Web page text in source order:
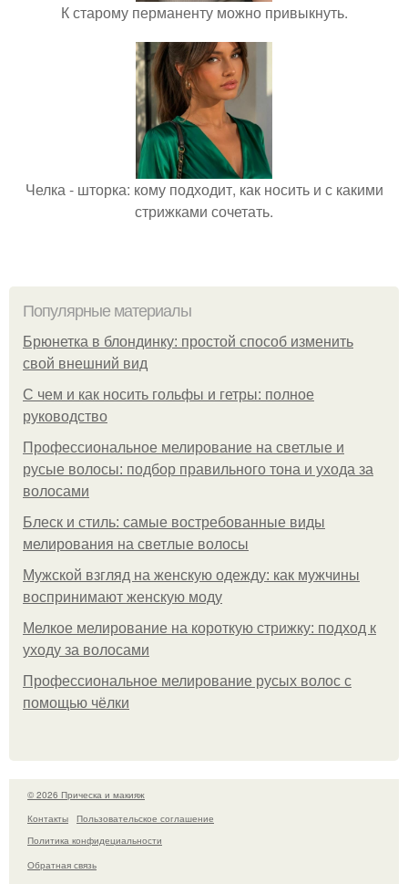
К старому перманенту можно привыкнуть.
Челка - шторка: кому подходит, как носить и с какими
стрижками сочетать.
Популярные материалы
Брюнетка в блондинку: простой способ изменить
свой внешний вид
С чем и как носить гольфы и гетры: полное
руководство
Профессиональное мелирование на светлые и
русые волосы: подбор правильного тона и ухода за
волосами
Блеск и стиль: самые востребованные виды
мелирования на светлые волосы
Мужской взгляд на женскую одежду: как мужчины
воспринимают женскую моду
Мелкое мелирование на короткую стрижку: подход к
уходу за волосами
Профессиональное мелирование русых волос с
помощью чёлки
© 2026 Прическа и макияж
Контакты
Пользовательское соглашение
Политика конфидециальности
Обратная связь